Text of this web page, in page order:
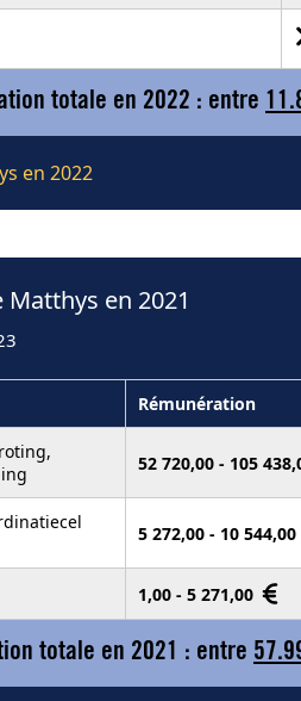
totale en 2022 : entre
en 2022
en 2021
Rémunération
52 720,00 - 105
5 272,00 - 10 544,00
1,00 - 5 271,00
totale en 2021 : entre